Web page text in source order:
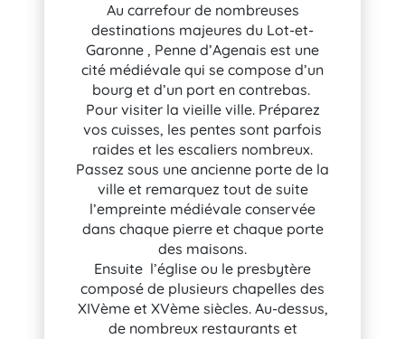
Au carrefour de nombreuses
destinations majeures du Lot-et-
Garonne , Penne d’Agenais est une
cité médiévale qui se compose d’un
bourg et d’un port en contrebas.
Pour visiter la vieille ville. Préparez
vos cuisses, les pentes sont parfois
raides et les escaliers nombreux.
Passez sous une ancienne porte de la
ville et remarquez tout de suite
l’empreinte médiévale conservée
dans chaque pierre et chaque porte
des maisons.
Ensuite l’église ou le presbytère
composé de plusieurs chapelles des
XIVème et XVème siècles. Au-dessus,
de nombreux restaurants et